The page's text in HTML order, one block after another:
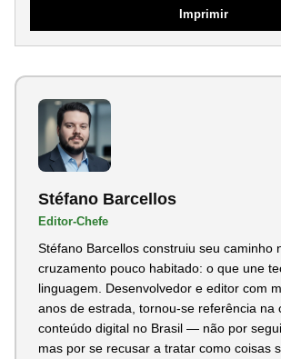
Imprimir
Stéfano Barcellos
Editor-Chefe
Stéfano Barcellos construiu seu caminho
cruzamento pouco habitado: o que une
linguagem. Desenvolvedor e editor com
anos de estrada, tornou-se referência na
conteúdo digital no Brasil — não por
mas por se recusar a tratar como coisas